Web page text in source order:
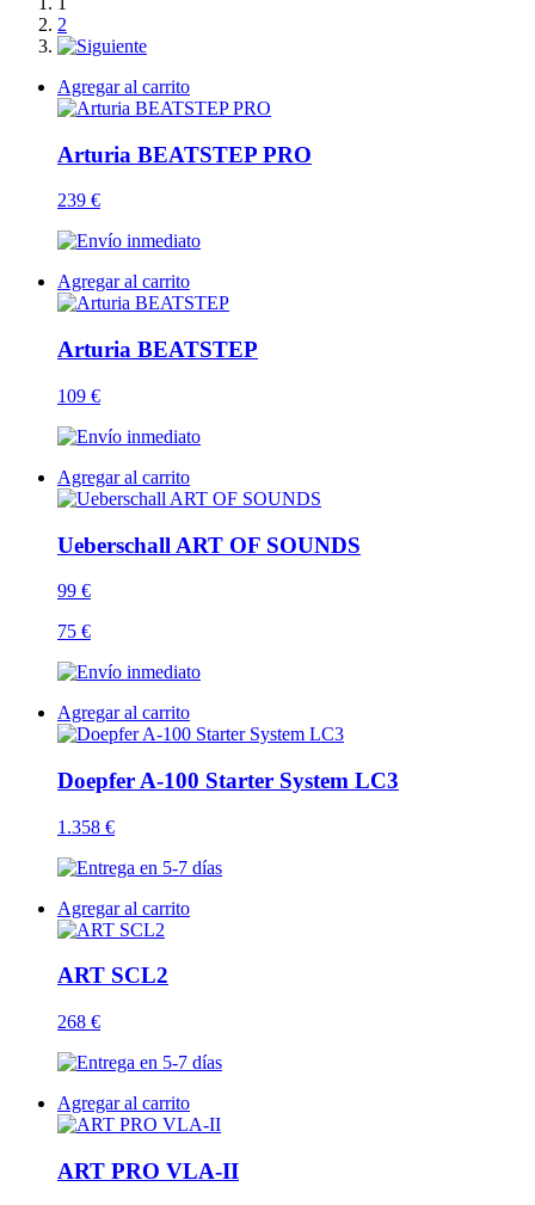
2
Agregar al carrito
Arturia BEATSTEP PRO
239 €
Agregar al carrito
Arturia BEATSTEP
109 €
Agregar al carrito
Ueberschall ART OF SOUNDS
99 €
75 €
Agregar al carrito
Doepfer A-100 Starter System LC3
1.358 €
Agregar al carrito
ART SCL2
268 €
Agregar al carrito
ART PRO VLA-II